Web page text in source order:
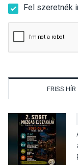
Fel szeretnék
FRISS HÍR